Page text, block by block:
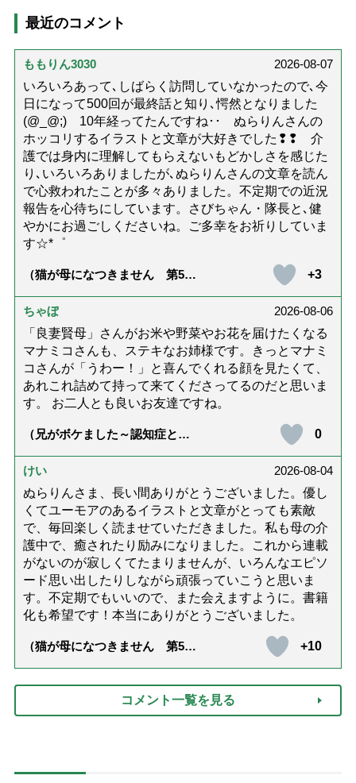
最近のコメント
ももりん3030
2026-08-07
いろいろあって､しばらく訪問していなかったので､今
日になって500回が最終話と知り､愕然となりました
(@_@;) 10年経ってたんですね･･ ぬらりんさんの
ホッコリするイラストと文章が大好きでした❢❢ 介
護では身内に理解してもらえないもどかしさを感じた
り､いろいろありましたが､ぬらりんさんの文章を読ん
で心救われたことが多々ありました。不定期での近況
報告を心待ちにしています。さびちゃん・隊長と､健
やかにお過ごしくださいね。ご多幸をお祈りしていま
す☆*゜
（猫が母になつきません 第500
+3
ちゃぼ
2026-08-06
「良妻賢母」さんがお米や野菜やお花を届けたくなる
マナミコさんも、ステキなお姉様です。きっとマナミ
コさんが「うわー！」と喜んでくれる顔を見たくて、
あれこれ詰めて持って来てくださってるのだと思いま
す。 お二人とも良いお友達ですね。
（兄がボケました～認知症と介
達』が届きました」）
0
けい
2026-08-04
ぬらりんさま、長い間ありがとうございました。優し
くてユーモアのあるイラストと文章がとっても素敵
で、毎回楽しく読ませていただきました。私も母の介
護中で、癒されたり励みになりました。これから連載
がないのが寂しくてたまりませんが、いろんなエピソ
ード思い出したりしながら頑張っていこうと思いま
す。不定期でもいいので、また会えますように。書籍
化も希望です！本当にありがとうございました。
（猫が母になつきません 第500
+10
コメント一覧を見る